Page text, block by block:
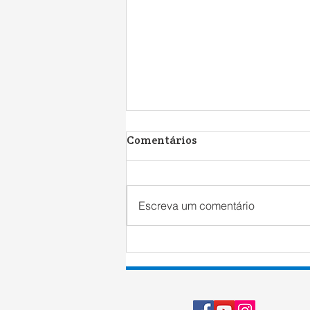
Fogo | Resenha Literária
Comentários
Escreva um comentário